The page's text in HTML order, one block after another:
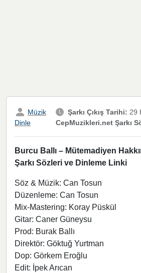
Müzik
Dinle
Şarkı Çıkış Tarihi: 29
CepMuzikleri.net Şarkı
Burcu Ballı – Mütemadiyen
Şarkı Sözleri ve Dinleme Linki
Söz & Müzik: Can Tosun
Düzenleme: Can Tosun
Mix-Mastering: Koray Püskül
Gitar: Caner Güneysu
Prod: Burak Ballı
Direktör: Göktuğ Yurtman
Dop: Görkem Eroğlu
Edit: İpek Arıcan